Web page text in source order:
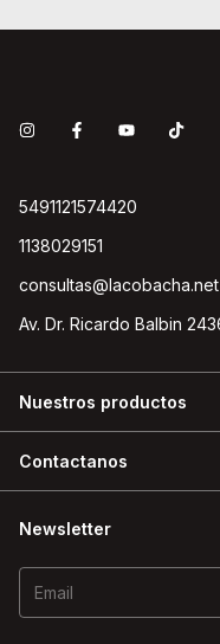
5491121574420
1138029151
consultas@lacobacha.net
Av. Dr. Ricardo Balbin
Nuestros productos
Contactanos
Newsletter